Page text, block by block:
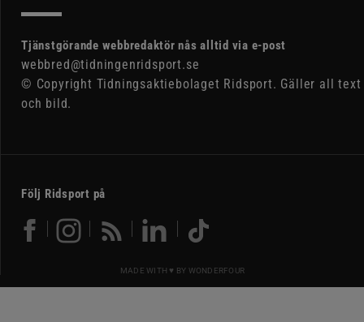
Tjänstgörande webbredaktör nås alltid via e-post
webbred@tidningenridsport.se
© Copyright Tidningsaktiebolaget Ridsport. Gäller all text
och bild.
Följ Ridsport på
MADE WITH ♥ BY WONDERFOUR